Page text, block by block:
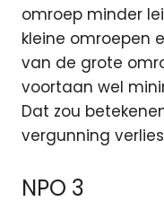
omroep minder
kleine omroepen
van de grote
voortaan wel
Dat zou
vergunning
NPO 3